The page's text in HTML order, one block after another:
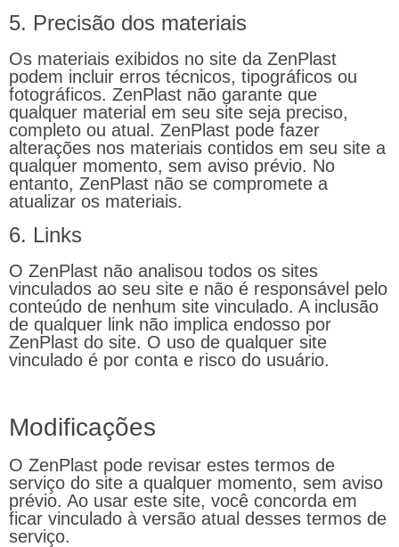
5. Precisão dos materiais
Os materiais exibidos no site da ZenPlast
podem incluir erros técnicos, tipográficos ou
fotográficos. ZenPlast não garante que
qualquer material em seu site seja preciso,
completo ou atual. ZenPlast pode fazer
alterações nos materiais contidos em seu site a
qualquer momento, sem aviso prévio. No
entanto, ZenPlast não se compromete a
atualizar os materiais.
6. Links
O ZenPlast não analisou todos os sites
vinculados ao seu site e não é responsável pelo
conteúdo de nenhum site vinculado. A inclusão
de qualquer link não implica endosso por
ZenPlast do site. O uso de qualquer site
vinculado é por conta e risco do usuário.
Modificações
O ZenPlast pode revisar estes termos de
serviço do site a qualquer momento, sem aviso
prévio. Ao usar este site, você concorda em
ficar vinculado à versão atual desses termos de
serviço.